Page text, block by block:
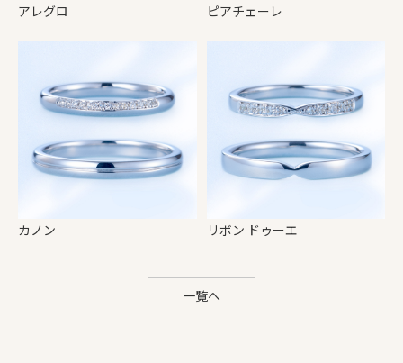
アレグロ ピアチェーレ
カノン リボン ドゥーエ
一覧へ